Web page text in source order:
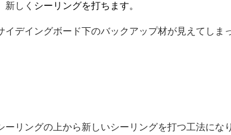
、新しく シーリングを打ちます。
デイングボード下のバックアップ材が見えてしま
ーリングの上から新しいシーリングを打つ工法にな